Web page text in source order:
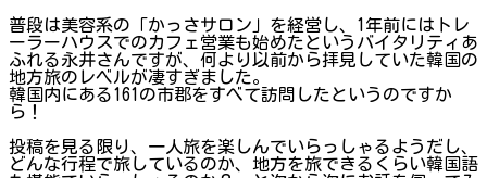
普段は美容系の「かっさサロン」を経営し、1年前にはトレ
ーラーハウスでのカフェ営業も始めたというバイタリティあ
ふれる永井さんですが、何より以前から拝見していた韓国の
地方旅のレベルが凄すぎました。
韓国内にある161の市郡をすべて訪問したというのですか
ら！
投稿を見る限り、一人旅を楽しんでいらっしゃるようだし、
どんな行程で旅しているのか、地方を旅できるくらい韓国語